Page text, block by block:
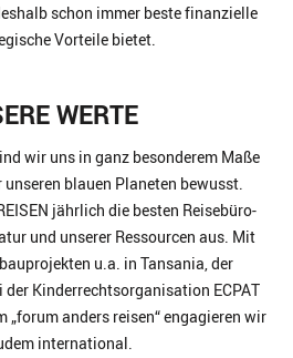
schon immer beste finanzielle
Vorteile bietet.
WERTE
wir uns in ganz besonderem Maße
blauen Planeten bewusst.
jährlich die besten Reisebüro-
und unserer Ressourcen aus. Mit
u.a. in Tansania, der
Kinderrechtsorganisation ECPAT
„forum anders reisen“ engagieren wir
international.